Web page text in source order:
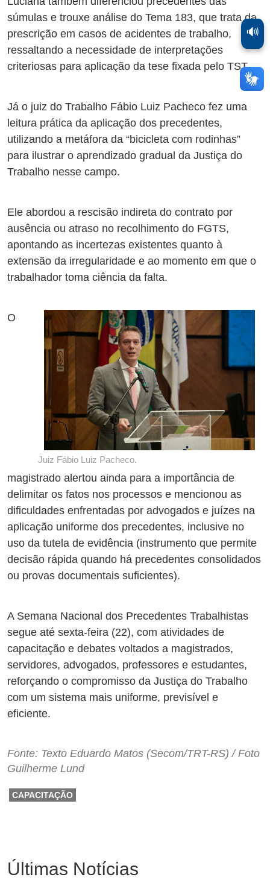
súmulas e trouxe análise do Tema 183, que trata da
prescrição em casos de acidentes de trabalho,
ressaltando a necessidade de interpretações
criteriosas para aplicação da tese fixada pelo TST.
Já o juiz do Trabalho Fábio Luiz Pacheco fez uma
leitura prática da aplicação dos precedentes,
utilizando a metáfora da “bicicleta com rodinhas”
para ilustrar o aprendizado gradual da Justiça do
Trabalho nesse campo.
Ele abordou a rescisão indireta do contrato por
ausência ou atraso no recolhimento do FGTS,
apontando as incertezas existentes quanto à
extensão da irregularidade e ao momento em que o
trabalhador toma ciência da falta.
Juiz Fábio Luiz Pacheco.
O
magistrado alertou ainda para a importância de
delimitar os fatos nos processos e mencionou as
dificuldades enfrentadas por advogados e juízes na
aplicação uniforme dos precedentes, inclusive no
uso da tutela de evidência (instrumento que permite
decisão rápida quando há precedentes consolidados
ou provas documentais suficientes).
A Semana Nacional dos Precedentes Trabalhistas
segue até sexta-feira (22), com atividades de
capacitação e debates voltados a magistrados,
servidores, advogados, professores e estudantes,
reforçando o compromisso da Justiça do Trabalho
com um sistema mais uniforme, previsível e
eficiente.
Fonte: Texto Eduardo Matos (Secom/TRT-RS) / Foto
Guilherme Lund
CAPACITAÇÃO
Últimas Notícias
🔊